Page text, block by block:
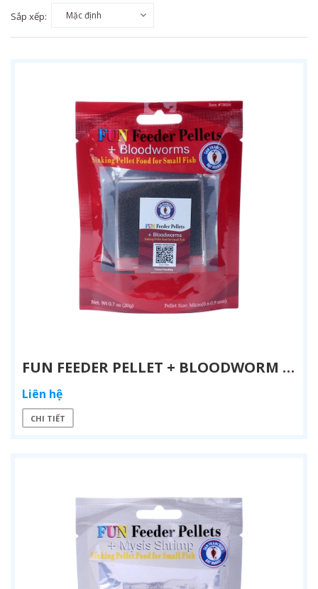
Sắp xếp:
FUN FEEDER PELLET + BLOODWORM – THỨC ĂN VIÊN CAO CẤP CHO CÁ CẢNH BIỂN
Liên hệ
CHI TIẾT